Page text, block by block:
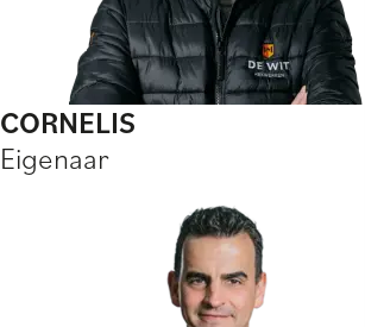
CORNELIS
Eigenaar